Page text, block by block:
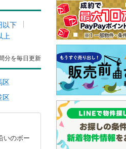
以下
上
分を毎日更新
区
区
いのボー